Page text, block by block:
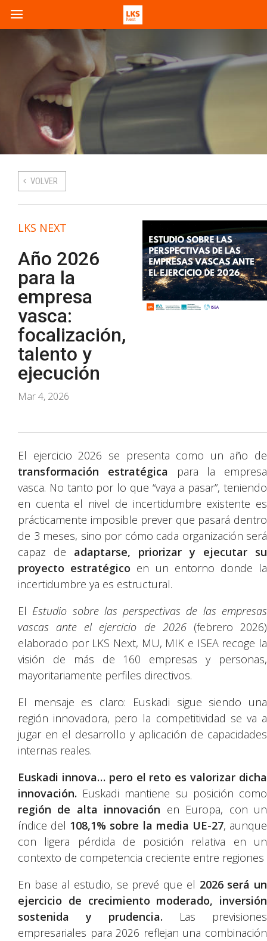
VOLVER
LKS NEXT
Año 2026
para la
empresa
vasca:
focalización,
talento y
ejecución
Mar 4, 2026
El ejercicio 2026 se presenta como un año de
transformación estratégica para la empresa
vasca. No tanto por lo que “vaya a pasar”, teniendo
en cuenta el nivel de incertidumbre existente es
prácticamente imposible prever que pasará dentro
de 3 meses, sino por cómo cada organización será
capaz de adaptarse, priorizar y ejecutar su
proyecto estratégico en un entorno donde la
incertidumbre ya es estructural.
El Estudio sobre las perspectivas de las empresas
vascas ante el ejercicio de 2026(febrero 2026)
elaborado por LKS Next, MU, MIK e ISEA recoge la
visión de más de 160 empresas y personas,
mayoritariamente perfiles directivos.
El mensaje es claro: Euskadi sigue siendo una
región innovadora, pero la competitividad se va a
jugar en el desarrollo y aplicación de capacidades
internas reales.
Euskadi innova… pero el reto es valorizar dicha
innovación. Euskadi mantiene su posición como
región de alta innovación en Europa, con un
índice del 108,1% sobre la media UE-27, aunque
con ligera pérdida de posición relativa en un
contexto de competencia creciente entre regiones
En base al estudio, se prevé que el 2026 será un
ejercicio de crecimiento moderado, inversión
sostenida y prudencia. Las previsiones
empresariales para 2026 reflejan una combinación